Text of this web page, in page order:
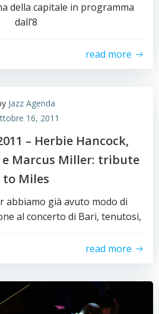
della capitale in programma
dall’8
read more
Jazz Agenda
16, 2011
– Herbie Hancock,
e Marcus Miller: tribute
to Miles
abbiamo già avuto modo di
al concerto di Bari, tenutosi,
read more